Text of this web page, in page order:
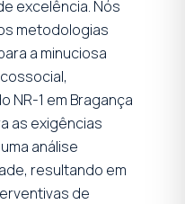
excelência. Nós
metodologias
a minuciosa
NR-1 em Bragança
as exigências
análise
resultando em
de